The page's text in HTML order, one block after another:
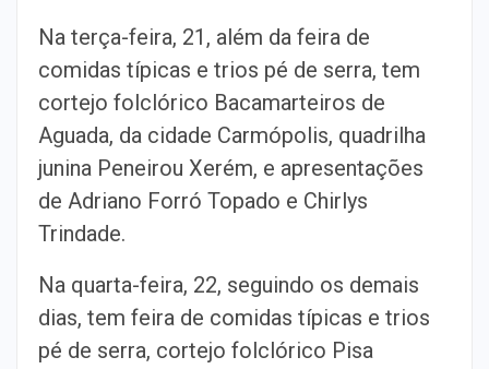
Na terça-feira, 21, além da feira de
comidas típicas e trios pé de serra, tem
cortejo folclórico Bacamarteiros de
Aguada, da cidade Carmópolis, quadrilha
junina Peneirou Xerém, e apresentações
de Adriano Forró Topado e Chirlys
Trindade.
Na quarta-feira, 22, seguindo os demais
dias, tem feira de comidas típicas e trios
pé de serra, cortejo folclórico Pisa